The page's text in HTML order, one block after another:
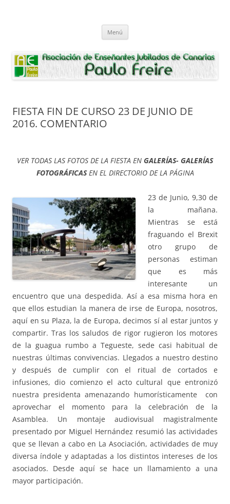
Paulo Freire
Menú
FIESTA FIN DE CURSO 23 DE JUNIO DE
2016. COMENTARIO
VER TODAS LAS FOTOS DE LA FIESTA EN GALERÍAS- GALERÍAS
FOTOGRÁFICASEN EL DIRECTORIO DE LA PÁGINA
23 de Junio, 9,30 de
la mañana.
Mientras se está
fraguando el Brexit
otro grupo de
personas estiman
que es más
interesante un
encuentro que una despedida. Así a esa misma hora en
que ellos estudian la manera de irse de Europa, nosotros,
aquí en su Plaza, la de Europa, decimos sí al estar juntos y
compartir. Tras los saludos de rigor rugieron los motores
de la guagua rumbo a Tegueste, sede casi habitual de
nuestras últimas convivencias. Llegados a nuestro destino
y después de cumplir con el ritual de cortados e
infusiones, dio comienzo el acto cultural que entronizó
nuestra presidenta amenazando humorísticamente con
aprovechar el momento para la celebración de la
Asamblea. Un montaje audiovisual magistralmente
presentado por Miguel Hernández resumió las actividades
que se llevan a cabo en La Asociación, actividades de muy
diversa índole y adaptadas a los distintos intereses de los
asociados. Desde aquí se hace un llamamiento a una
mayor participación.